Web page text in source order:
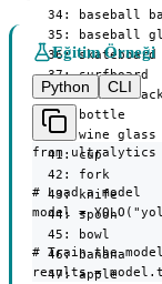
34: baseball
35: baseball
  36: skateboard
  37: surfboard
38: tennis
  39: bottle
  40: wine glass
  41: cup
  42: fork
  43: knife
  44: spoon
  45: bowl
  46: banana
  47: apple
Eğitim Örneği
Python
CLI
from ultralytics
# Load a model
model =
# Train the model
results =